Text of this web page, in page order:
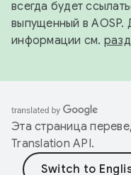
всегда будет
выпущенный в AOSP.
информации см.
Эта страница
Translation API.